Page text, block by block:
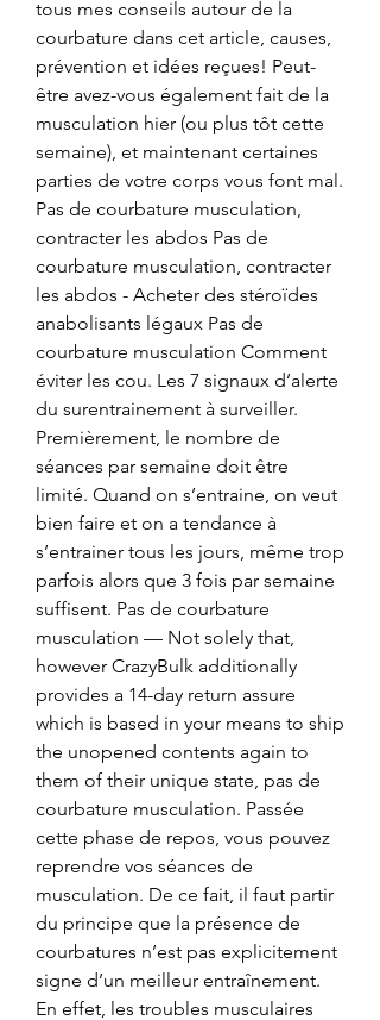
tous mes conseils autour de la
courbature dans cet article, causes,
prévention et idées reçues! Peut-
être avez-vous également fait de la
musculation hier (ou plus tôt cette
semaine), et maintenant certaines
parties de votre corps vous font mal.
Pas de courbature musculation,
contracter les abdos Pas de
courbature musculation, contracter
les abdos - Acheter des stéroïdes
anabolisants légaux Pas de
courbature musculation Comment
éviter les cou. Les 7 signaux d’alerte
du surentrainement à surveiller.
Premièrement, le nombre de
séances par semaine doit être
limité. Quand on s’entraine, on veut
bien faire et on a tendance à
s’entrainer tous les jours, même trop
parfois alors que 3 fois par semaine
suffisent. Pas de courbature
musculation — Not solely that,
however CrazyBulk additionally
provides a 14-day return assure
which is based in your means to ship
the unopened contents again to
them of their unique state, pas de
courbature musculation. Passée
cette phase de repos, vous pouvez
reprendre vos séances de
musculation. De ce fait, il faut partir
du principe que la présence de
courbatures n’est pas explicitement
signe d’un meilleur entraînement.
En effet, les troubles musculaires